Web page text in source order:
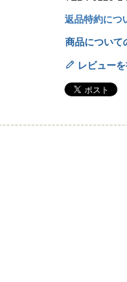
返品特約につ
商品について
レビューを